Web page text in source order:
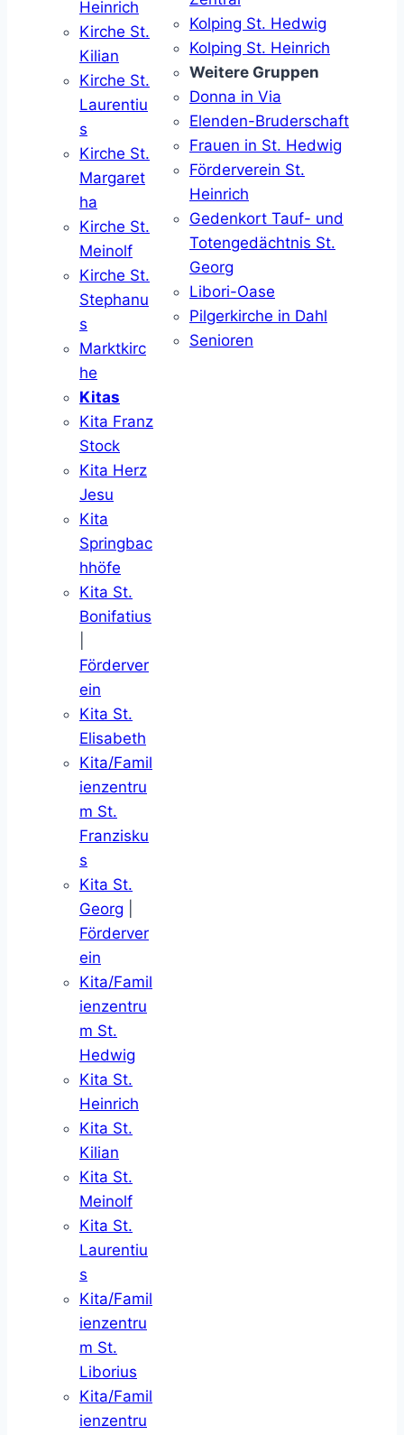
Heinrich
Kirche St.
Kilian
Kirche St.
Laurentiu
s
Kirche St.
Margaret
ha
Kirche St.
Meinolf
Kirche St.
Stephanu
s
Marktkirc
he
Kitas
Kita Franz
Stock
Kita Herz
Jesu
Kita
Springbac
hhöfe
Kita St.
Bonifatius
Förderver
ein
Kita St.
Elisabeth
Kita/Famil
ienzentru
m St.
Franzisku
s
Kita St.
Georg
Förderver
ein
Kita/Famil
ienzentru
m St.
Hedwig
Kita St.
Heinrich
Kita St.
Kilian
Kita St.
Meinolf
Kita St.
Laurentiu
s
Kita/Famil
ienzentru
m St.
Liborius
Kita/Famil
ienzentru
Kolping St. Hedwig
Kolping St. Heinrich
Weitere Gruppen
Donna in Via
Elenden-Bruderschaft
Frauen in St. Hedwig
Förderverein St.
Heinrich
Gedenkort Tauf- und
Totengedächtnis St.
Georg
Libori-Oase
Pilgerkirche in Dahl
Senioren